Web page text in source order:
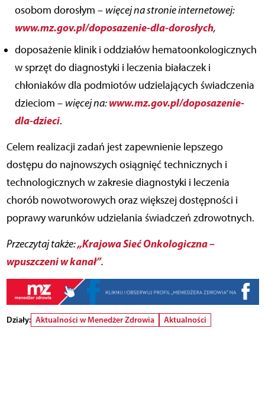
osobom dorosłym – więcej na stronie internetowej:
www.mz.gov.pl/doposazenie-dla-dorosłych,
doposażenie klinik i oddziałów hematoonkologicznych
w sprzęt do diagnostyki i leczenia białaczek i
chłoniaków dla podmiotów udzielających świadczenia
dzieciom – więcej na:www.mz.gov.pl/doposazenie-
dla-dzieci.
Celem realizacji zadań jest zapewnienie lepszego
dostępu do najnowszych osiągnięć technicznych i
technologicznych w zakresie diagnostyki i leczenia
chorób nowotworowych oraz większej dostępności i
poprawy warunków udzielania świadczeń zdrowotnych.
Przeczytaj także:„Krajowa Sieć Onkologiczna –
wpuszczeni w kanał”.
Działy: Aktualności w Menedżer Zdrowia Aktualności